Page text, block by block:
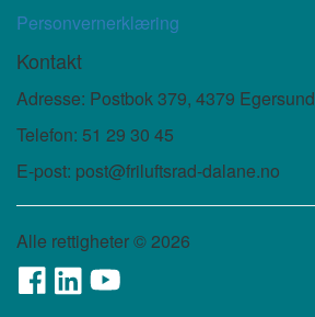
Personvernerklæring
Kontakt
Adresse: Postbok 379, 4379 Egersund
Telefon: 51 29 30 45
E-post: post@friluftsrad-dalane.no
Alle rettigheter ©2026